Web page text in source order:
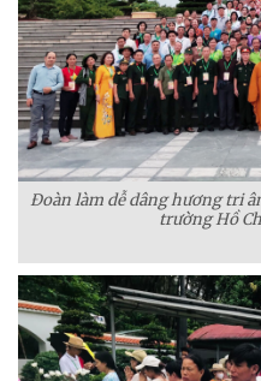
Đoàn làm dễ dâng hương tri
trường Hồ